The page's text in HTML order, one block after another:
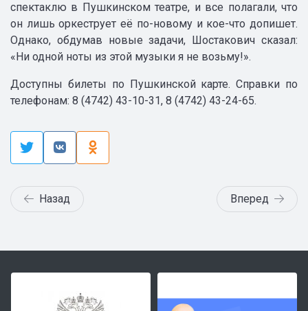
спектаклю в Пушкинском театре, и все полагали, что
он лишь оркеструет её по-новому и кое-что допишет.
Однако, обдумав новые задачи, Шостакович сказал:
«Ни одной ноты из этой музыки я не возьму!».
Доступны билеты по Пушкинской карте. Справки по
телефонам: 8 (4742) 43-10-31, 8 (4742) 43-24-65.
Назад Вперед